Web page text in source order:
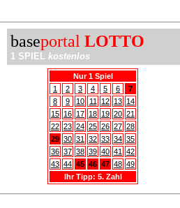
baseportal LOTTO
1 SPIEL kostenlos
Nur 1 Spiel
1
2 3 4 5 6
7
8
9 10 11 12 13 14
15 16 17 18 19 20 21
22 23 24 25 26 27 28
29 30 31 32 33 34 35
36 37 38 39 40 41
42
43 44 45 46 47 48 49
Ihr Tipp: 5. Zahl